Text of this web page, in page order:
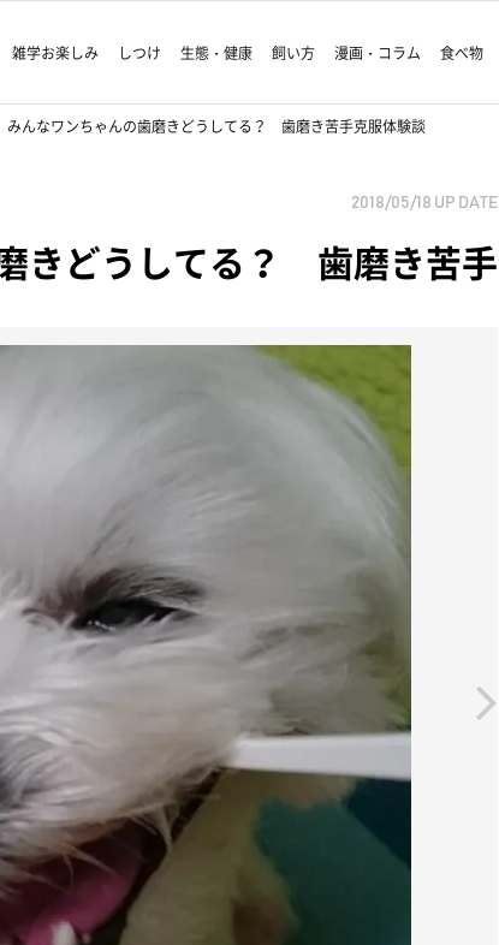
雑学お楽しみ しつけ 生態・健康 飼い方 漫画・コラム 食べ物
みんなワンちゃんの歯磨きどうしてる？ 歯磨き苦手克服体験談
2018/05/18 UP DATE
きどうしてる？ 歯磨き苦手